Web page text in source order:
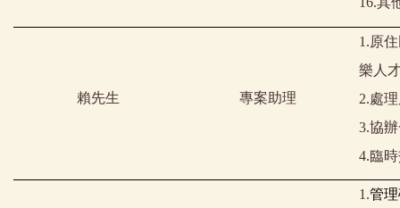
賴先生 專案助理
1.原
樂人
2.處
3.協
4.臨
1.管